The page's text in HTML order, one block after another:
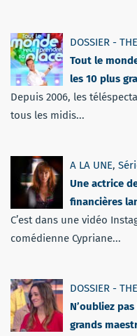
DOSSIER -
Tout le
les 10 plus
Depuis 2006, les
tous les midis...
A LA UNE,
Une actrice
financières
C’est dans une vidéo
comédienne Cypriane...
DOSSIER -
N’oubliez
grands